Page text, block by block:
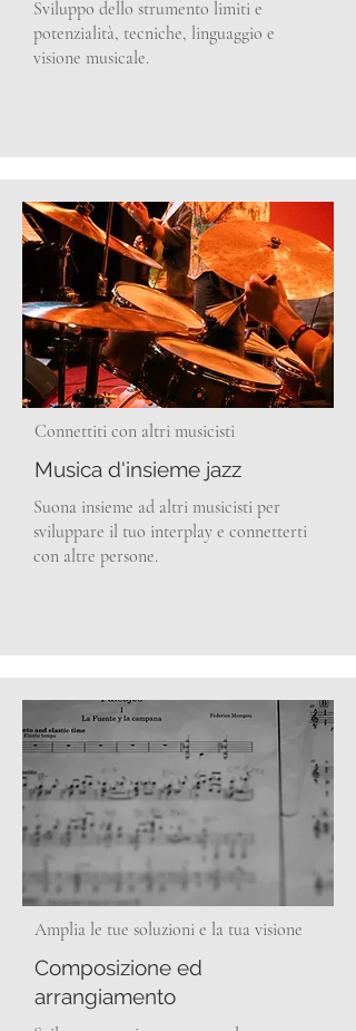
Sviluppo dello strumento limiti e
potenzialità, tecniche, linguaggio e
visione musicale.
Connettiti con altri musicisti
Musica d'insieme jazz
Suona insieme ad altri musicisti per
sviluppare il tuo interplay e connetterti
con altre persone.
Amplia le tue soluzioni e la tua visione
Composizione ed
arrangiamento